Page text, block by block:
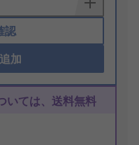
認
加
いては、送料無料